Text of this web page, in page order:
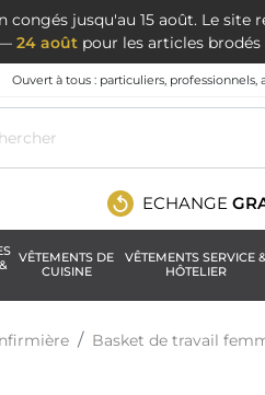
congés jusqu'au 15 août. Le
24 août pour les articles
Ouvert à tous : particuliers,
ECHANGE
VÊTEMENTS DE
CUISINE
VÊTEMENTS SERVICE &
HÔTELIER
Basket de travail